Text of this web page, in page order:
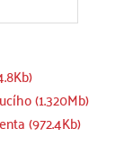
(1.320Mb)
(972.4Kb)